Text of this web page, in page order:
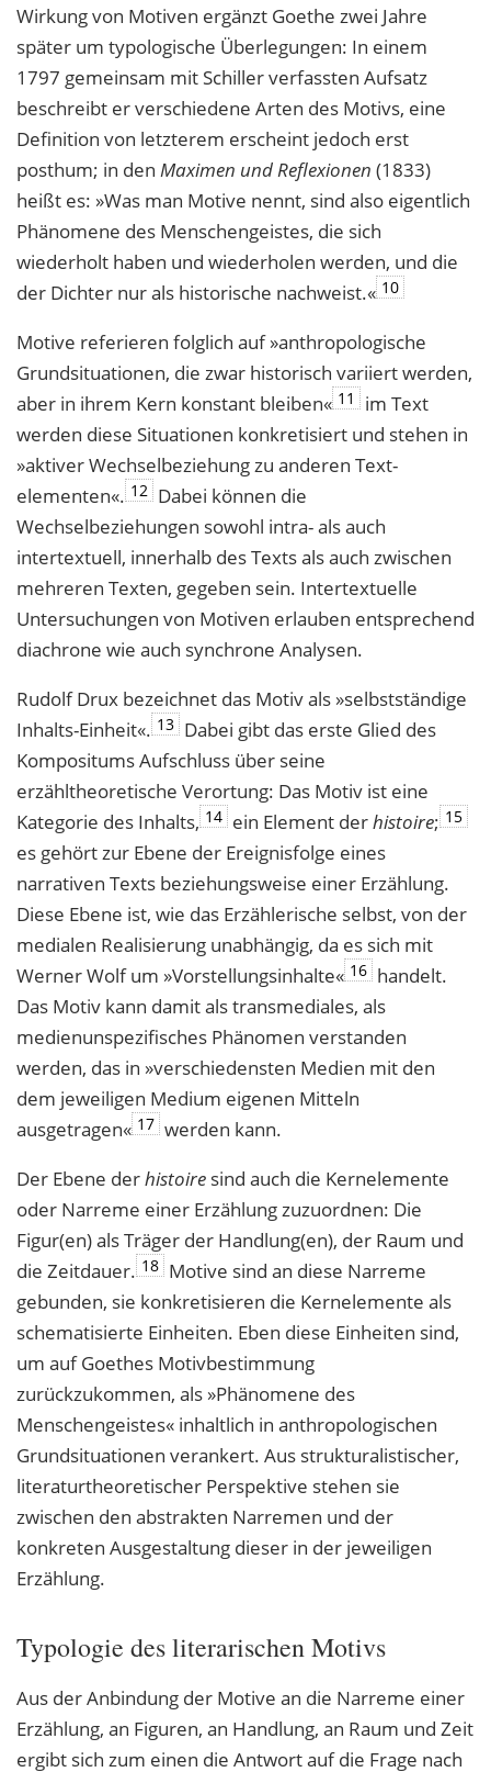
Wirkung von Motiven ergänzt Goethe zwei Jahre
später um typologische Überlegungen: In einem
1797 gemeinsam mit Schiller verfassten Aufsatz
beschreibt er verschiedene Arten des Motivs, eine
Definition von letzterem erscheint jedoch erst
posthum; in den Maximen und Reflexionen (1833)
heißt es: »Was man Motive nennt, sind also eigentlich
Phänomene des Menschengeistes, die sich
wiederholt haben und wiederholen werden, und die
der Dichter nur als historische nachweist.« 10
Motive referieren folglich auf »anthropologische
Grundsituationen, die zwar histo­risch variiert werden,
aber in ihrem Kern konstant bleiben« 11
im Text
werden diese Situationen konkretisiert und stehen in
»aktiver Wechselbeziehung zu anderen Text­
elementen«. 12 Dabei können die
Wechselbeziehungen sowohl intra- als auch
intertextuell, innerhalb des Texts als auch zwischen
mehreren Texten, gegeben sein. Intertextuelle
Untersuchungen von Motiven erlauben entsprechend
diachrone wie auch synchrone Analysen.
Rudolf Drux bezeichnet das Motiv als »selbstständige
Inhalts-Einheit«. 13 Dabei gibt das erste Glied des
Kompositums Aufschluss über seine
erzähltheoretische Verortung: Das Motiv ist eine
Kategorie des Inhalts, 14 ein Element derhistoire; 15
es gehört zur Ebene der Ereignisfolge eines
narrativen Texts beziehungsweise einer Erzählung.
Diese Ebene ist, wie das Erzählerische selbst, von der
medialen Realisierung unabhängig, da es sich mit
Werner Wolf um »Vorstellungsinhalte« 16 handelt.
Das Motiv kann damit als transmediales, als
medienunspezifisches Phänomen verstanden
werden, das in »verschiedensten Medien mit den
dem jeweiligen Medium eigenen Mitteln
ausgetragen« 17 werden kann.
Der Ebene derhistoire sind auch die Kernelemente
oder Narreme einer Erzählung zuzuordnen: Die
Figur(en) als Träger der Handlung(en), der Raum und
die Zeitdauer. 18 Motive sind an diese Narreme
gebunden, sie konkretisieren die Kernelemente als
schematisierte Einheiten. Eben diese Einheiten sind,
um auf Goethes Motivbestimmung
zurückzukommen, als »Phänomene des
Menschengeistes« inhaltlich in anthropologischen
Grundsituationen verankert. Aus strukturalistischer,
literaturtheoretischer Perspektive stehen sie
zwischen den abstrakten Narremen und der
konkreten Ausgestaltung dieser in der jeweiligen
Erzählung.
Typologie des literarischen Motivs
Aus der Anbindung der Motive an die Narreme einer
Erzählung, an Figuren, an Handlung, an Raum und Zeit
ergibt sich zum einen die Antwort auf die Frage nach